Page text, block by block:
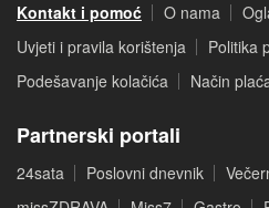
Kontakt i pomoć O nama
Uvjeti i pravila korištenja
Politika
Podešavanje kolačića
Način
Partnerski portali
24sata Poslovni dnevnik